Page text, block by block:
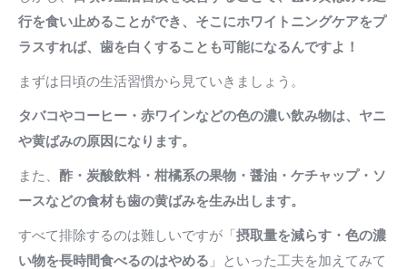
行を食い止めることができ、そこにホワイトニングケアをプ
ラスすれば、歯を白くすることも可能になるんですよ！
まずは日頃の生活習慣から見ていきましょう。
タバコやコーヒー・赤ワインなどの色の濃い飲み物は、ヤニ
や黄ばみの原因になります。
また、 酢・炭酸飲料・柑橘系の果物・醤油・ケチャップ・ソ
ースなどの食材も歯の黄ばみを生み出します。
すべて排除するのは難しいですが「摂取量を減らす・色の濃
い物を長時間食べるのはやめる 」といった工夫を加えてみて